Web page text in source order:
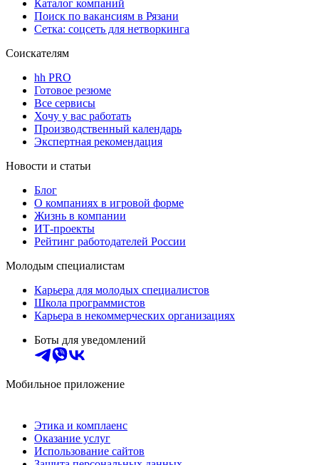
Каталог компаний
Поиск по вакансиям в Рязани
Сетка: соцсеть для нетворкинга
Соискателям
hh PRO
Готовое резюме
Все сервисы
Хочу у вас работать
Производственный календарь
Экспертная рекомендация
Новости и статьи
Блог
О компаниях в игровой форме
Жизнь в компании
ИТ-проекты
Рейтинг работодателей России
Молодым специалистам
Карьера для молодых специалистов
Школа программистов
Карьера в некоммерческих организациях
Боты для уведомлений
Мобильное приложение
Этика и комплаенс
Оказание услуг
Использование сайтов